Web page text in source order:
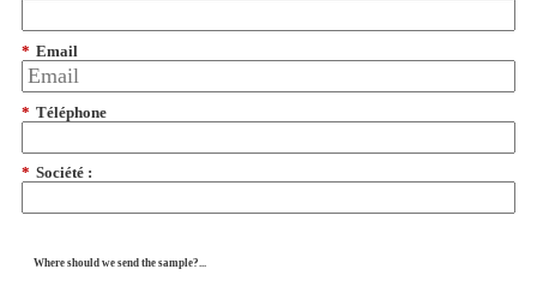
* Email
* Téléphone
* Société :
Where should we send the sample?...